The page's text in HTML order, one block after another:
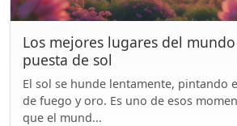
Los mejores lugares del
puesta de sol
El sol se hunde lentamente, pintando
de fuego y oro. Es uno de esos
que el mund...